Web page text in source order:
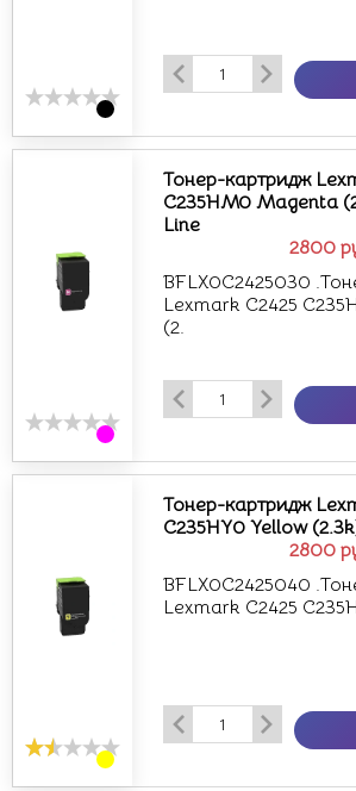
2800
Тонер-картридж
C235HM0 Magenta
Line
BFLX0C2425030
Lexmark C2425
(2.
2800
Тонер-картридж
C235HY0 Yellow
BFLX0C2425040
Lexmark C2425